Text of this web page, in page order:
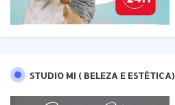
STUDIO MI ( BELEZA E ESTÉTICA)